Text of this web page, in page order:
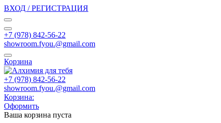
ВХОД / РЕГИСТРАЦИЯ
+7 (978) 842-56-22
showroom.fyou.@gmail.com
Корзина
+7 (978) 842-56-22
showroom.fyou.@gmail.com
Корзина:
Оформить
Ваша корзина пуста